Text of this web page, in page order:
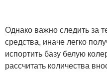
Однако важно следить за
средства, иначе легко
испортить базу белую
рассчитать количества